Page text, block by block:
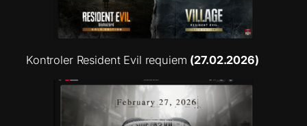
Kontroler Resident Evil requiem (27.02.2026)